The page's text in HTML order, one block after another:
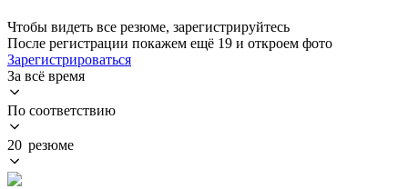
Чтобы видеть все резюме, зарегистрируйтесь
После регистрации покажем ещё 19 и откроем фото
Зарегистрироваться
За всё время
По соответствию
20 резюме